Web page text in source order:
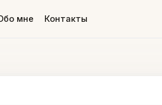
мне Контакты